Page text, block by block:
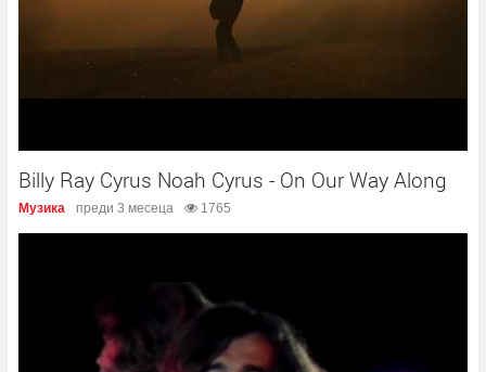
Billy Ray Cyrus Noah Cyrus - On Our Way Along
Музика преди 3 месеца 1765